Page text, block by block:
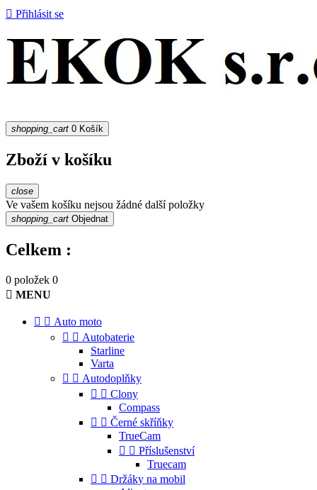
 Přihlásit se
shopping_cart 0 Košík
Zboží v košíku
close
Ve vašem košíku nejsou žádné další položky
shopping_cart Objednat
Celkem :
0 položek 0
 MENU
  Auto moto
  Autobaterie
Starline
Varta
  Autodoplňky
  Clony
Compass
  Černé skříňky
TrueCam
  Příslušenství
Truecam
  Držáky na mobil